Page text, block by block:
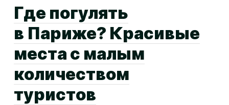
Где погулять
в Париже? Красивые
места с малым
количеством
туристов